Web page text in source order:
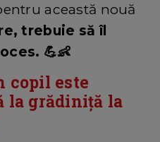
această nouă
trebuie să îl
💪👶
copil este
la grădiniță la